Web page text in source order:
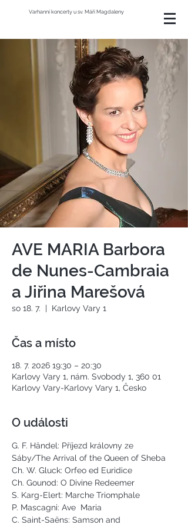
Varhanní koncerty u sv. Máří Magdaleny
AVE MARIA Barbora
de Nunes-Cambraia
a Jiřina Marešová
so 18. 7.
  |
Karlovy Vary 1
Čas a místo
18. 7. 2026 19:30 – 20:30
Karlovy Vary 1, nám. Svobody 1, 360 01
Karlovy Vary-Karlovy Vary 1, Česko
O události
G. F. Händel: Příjezd královny ze
Sáby/The Arrival of the Queen of Sheba
Ch. W. Gluck: Orfeo ed Euridice
Ch. Gounod: O Divine Redeemer
S. Karg-Elert: Marche Triomphale
P. Mascagni: Ave  Maria
C. Saint-Saëns: Samson and